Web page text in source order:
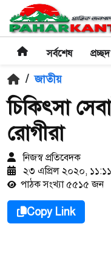
সর্বশেষ প্রচ্ছদ
/ জাতীয়
চিকিৎসা
রোগীরা
নিজস্ব প্রতিবেদক
২৩ এপ্রিল ২০২০, ১১:১১
পাঠক সংখ্যা ৫৫১৫ জন
Copy Link